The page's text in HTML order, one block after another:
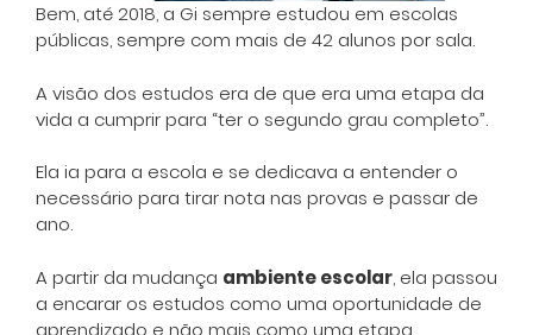
Bem, até 2018, a Gi sempre estudou em escolas
públicas, sempre com mais de 42 alunos por sala.
A visão dos estudos era de que era uma etapa da
vida a cumprir para “ter o segundo grau completo”.
Ela ia para a escola e se dedicava a entender o
necessário para tirar nota nas provas e passar de
ano.
A partir da mudança ambiente escolar, ela passou
a encarar os estudos como uma oportunidade de
aprendizado e não mais como uma etapa